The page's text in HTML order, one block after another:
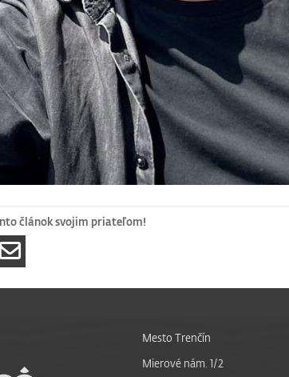
článok svojim priateľom!
Mesto Trenčín
Mierové nám. 1/2